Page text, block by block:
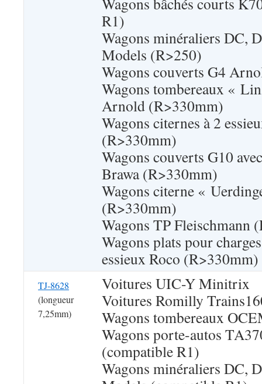
R1)
Wagons minéraliers DC,
Models (R>250)
Wagons couverts G4
Wagons tombereaux «
Arnold (R>330mm)
Wagons citernes à 2
(R>330mm)
Wagons couverts G10
Brawa (R>330mm)
Wagons citerne «
(R>330mm)
Wagons TP Fleischmann
Wagons plats pour
essieux Roco (R>330mm)
TJ-8628
(longueur
7,25mm)
Voitures UIC-Y Minitrix
Voitures Romilly
Wagons tombereaux
Wagons porte-autos
(compatible R1)
Wagons minéraliers DC,